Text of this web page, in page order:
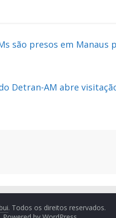
são presos em
Detran-AM abre
. Todos os direitos reservados.